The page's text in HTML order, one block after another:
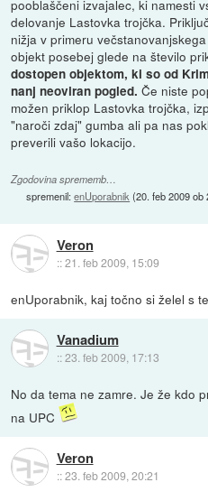
pooblaščeni izvajalec, ki namesti
delovanje Lastovka trojčka.
nižja v primeru
objekt posebej glede na število
dostopen objektom, ki so od
nanj neoviran pogled. Če niste
možen priklop Lastovka trojčka,
"naroči zdaj" gumba ali pa nas
preverili vašo lokacijo.
Zgodovina sprememb…
spremenil:enUporabnik (20. feb 2009 ob
Veron
::21. feb 2009, 15:09
enUporabnik, kaj točno si želel s
Vanadium
::23. feb 2009, 17:13
No da tema ne zamre. Je že kdo
na UPC
Veron
::23. feb 2009, 20:21